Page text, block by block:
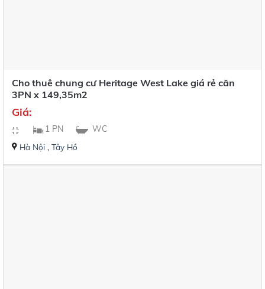
Cho thuê chung cư Heritage West Lake giá rẻ căn
3PN x 149,35m2
Giá:
1 PN WC
Hà Nội, Tây Hồ